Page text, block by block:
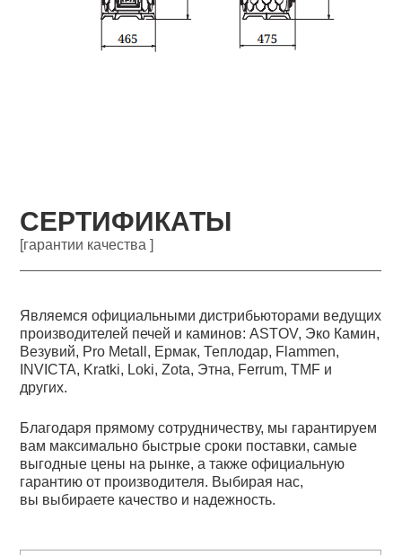
СЕРТИФИКАТЫ
[гарантии качества ]
Являемся официальными дистрибьюторами ведущих
производителей печей и каминов: ASTOV, Эко Камин,
Везувий, Pro Metall, Ермак, Теплодар, Flammen,
INVICTA, Kratki, Loki, Zota, Этна, Ferrum, TMF и
других.
Благодаря прямому сотрудничеству, мы гарантируем
вам максимально быстрые сроки поставки, самые
выгодные цены на рынке, а также официальную
гарантию от производителя. Выбирая нас,
вы выбираете качество и надежность.